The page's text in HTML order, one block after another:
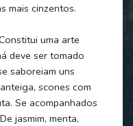
mais cinzentos.
uma arte
deve ser tomado
saboreiam uns
scones com
Se acompanhados
jasmim, menta,